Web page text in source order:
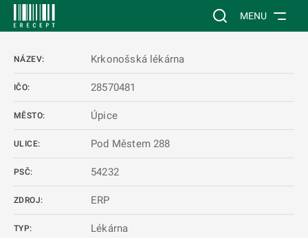
Vyhledávání na
MENU
NÁZEV: Krkonošská lékárna
IČO: 28570481
MĚSTO: Úpice
ULICE: Pod Městem 288
PSČ: 54232
ZDROJ: ERP
TYP: Lékárna